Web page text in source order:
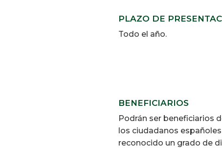
PLAZO DE
Todo el año.
BENEFICIARIOS
Podrán ser beneficiarios
los ciudadanos
reconocido un grado de